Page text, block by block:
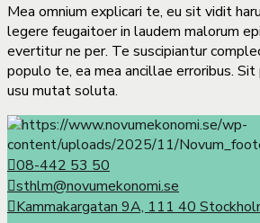
Mea omnium explicari te, eu sit vidit
legere feugaitoer in laudem malorum
evertitur ne per. Te suscipiantur
populo te, ea mea ancillae erroribus.
usu mutat soluta.
08-442 53 50
sthlm@novumekonomi.se
Kammakargatan 9A, 111 40